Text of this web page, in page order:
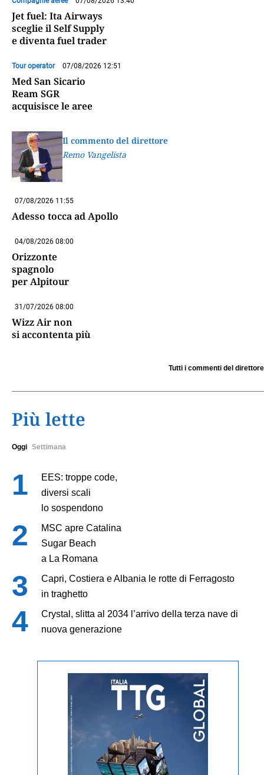
Jet fuel: Ita Airways
sceglie il Self Supply
e diventa fuel trader
Tour operator 07/08/2026 12:51
Med San Sicario
Ream SGR
acquisisce le aree
Il commento del direttore
Remo Vangelista
07/08/2026 11:55
Adesso tocca ad Apollo
04/08/2026 08:00
Orizzonte
spagnolo
per Alpitour
31/07/2026 08:00
Wizz Air non
si accontenta più
Tutti i commenti del direttore
Più lette
Oggi Settimana
EES: troppe code,
diversi scali
lo sospendono
MSC apre Catalina
Sugar Beach
a La Romana
Capri, Costiera e Albania le rotte di Ferragosto
in traghetto
Crystal, slitta al 2034 l’arrivo della terza nave di
nuova generazione